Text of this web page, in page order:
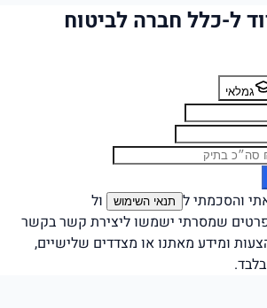
ל-כלל חברה לביטוח
גמלאי
והסכמתי ל תנאי השימוש ול
שמסרתי ישמשו ליצירת קשר בקשר
ומידע מאתנו או מצדדים שלישיים,